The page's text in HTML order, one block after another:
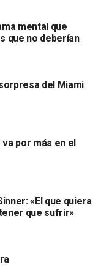
mental que
que no deberían
del Miami
por más en el
«El que quiera
que sufrir»